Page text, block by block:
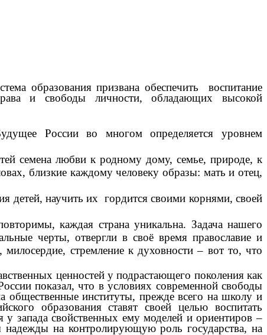
образования призвана обеспечить воспитание
и свободы личности, обладающих высокой
России во многом определяется уровнем
семена любви к родному дому, семье, природе, к
близкие каждому человеку образы: мать и отец,
детей, научить их гордится своими корнями, своей
каждая страна уникальна. Задача нашего
черты, отвергли в своё время православие и
стремление к духовности – вот то, что
ценностей у подрастающего поколения как
показал, что в условиях современной свободы
общественные институты, прежде всего на школу и
образования ставят своей целью воспитать
у запада свойственных ему моделей и ориентиров –
надежды на контролирующую роль государства, на